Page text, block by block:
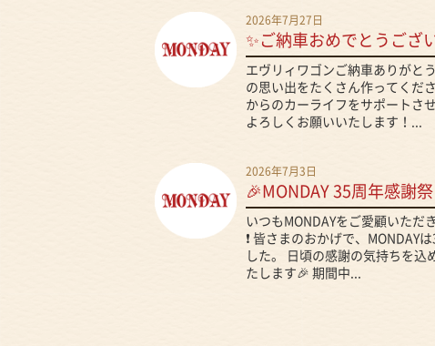
2026年7月27日
✨ご納車おめでとうござ
エヴリィワゴンご納車ありがと
の思い出をたくさん作ってくだ
からのカーライフをサポートさ
よろしくお願いいたします！...
2026年7月3日
🎉MONDAY 35周年感謝
いつもMONDAYをご愛顧いただ
❗ 皆さまのおかげで、MONDAY
した。 日頃の感謝の気持ちを込
たします🎉 期間中...